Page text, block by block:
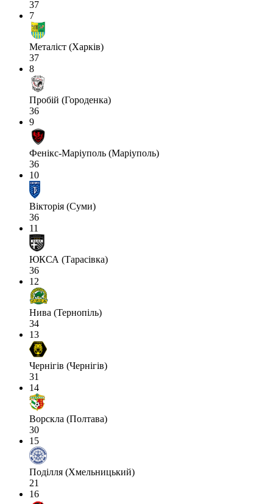
37
7
Металіст (Харків)
37
8
Пробій (Городенка)
36
9
Фенікс-Маріуполь (Маріуполь)
36
10
Вікторія (Суми)
36
11
ЮКСА (Тарасівка)
36
12
Нива (Тернопіль)
34
13
Чернігів (Чернігів)
31
14
Ворскла (Полтава)
30
15
Поділля (Хмельницький)
21
16